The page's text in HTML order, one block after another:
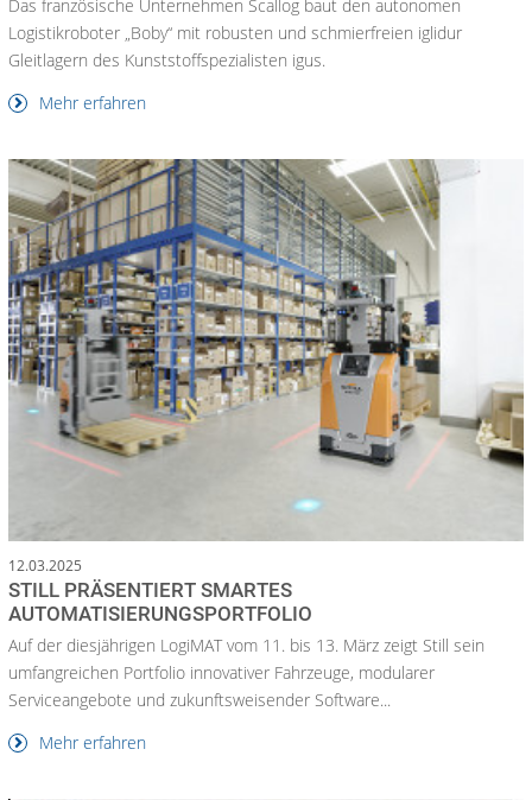
Das französische Unternehmen Scallog baut den autonomen
Logistikroboter „Boby“ mit robusten und schmierfreien iglidur
Gleitlagern des Kunststoffspezialisten igus.
Mehr erfahren
12.03.2025
STILL PRÄSENTIERT SMARTES
AUTOMATISIERUNGSPORTFOLIO
Auf der diesjährigen LogiMAT vom 11. bis 13. März zeigt Still sein
umfangreichen Portfolio innovativer Fahrzeuge, modularer
Serviceangebote und zukunftsweisender Software...
Mehr erfahren